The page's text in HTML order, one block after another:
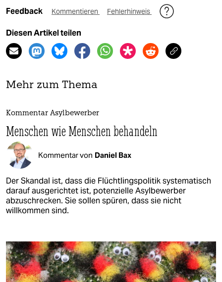
Feedback Kommentieren Fehlerhinweis
Diesen Artikel teilen
Mehr zum Thema
Kommentar Asylbewerber
Menschen wie Menschen behandeln
Kommentar von Daniel Bax
Der Skandal ist, dass die Flüchtlingspolitik systematisch
darauf ausgerichtet ist, potenzielle Asylbewerber
abzuschrecken. Sie sollen spüren, dass sie nicht
willkommen sind.